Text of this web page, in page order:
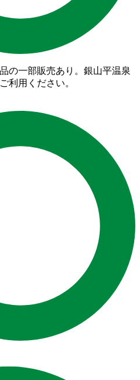
の一部販売あり。銀山平温泉
利用ください。